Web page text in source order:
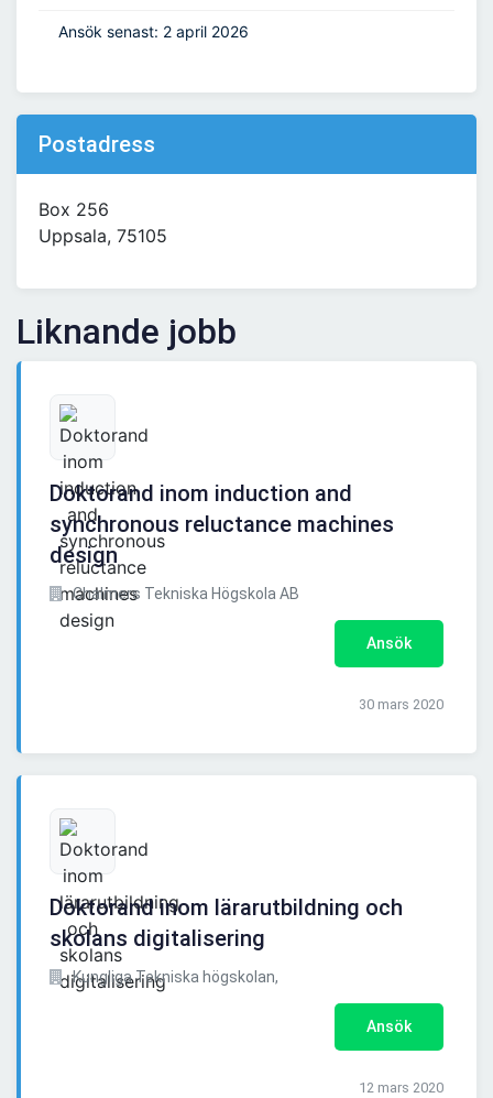
Ansök senast: 2 april 2026
Postadress
Box 256
Uppsala, 75105
Liknande jobb
Doktorand inom induction and
synchronous reluctance machines
design
Chalmers Tekniska Högskola AB
Ansök
30 mars 2020
Doktorand inom lärarutbildning och
skolans digitalisering
Kungliga Tekniska högskolan,
Ansök
12 mars 2020